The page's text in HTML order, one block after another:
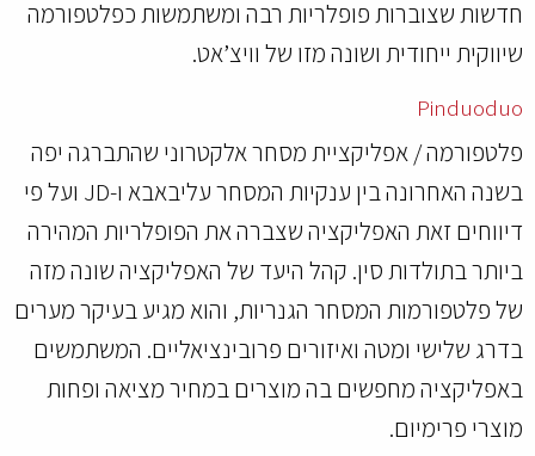
חדשות שצוברות פופלריות רבה ומשתמשות כפלטפורמה
שיווקית ייחודית ושונה מזו של וויצ’אט.
Pinduoduo
פלטפורמה / אפליקציית מסחר אלקטרוני שהתברגה יפה
בשנה האחרונה בין ענקיות המסחר עליבאבא ו-JD ועל פי
דיווחים זאת האפליקציה שצברה את הפופלריות המהירה
ביותר בתולדות סין. קהל היעד של האפליקציה שונה מזה
של פלטפורמות המסחר הגנריות, והוא מגיע בעיקר מערים
בדרג שלישי ומטה ואיזורים פרובינציאליים. המשתמשים
באפליקציה מחפשים בה מוצרים במחיר מציאה ופחות
מוצרי פרימיום.